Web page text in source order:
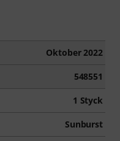
Oktober 2022
548551
1 Styck
Sunburst